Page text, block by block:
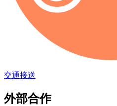
交通接送
外部合作